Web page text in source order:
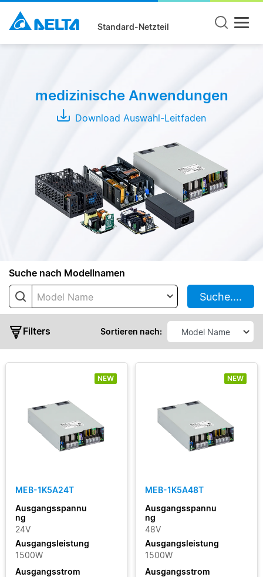
Standard-Netzteil
medizinische Anwendungen
Download Auswahl-Leitfaden
Suche nach Modellnamen
Model Name Suche....
Filters Sortieren nach:
Frame
Adapter
IMA
MDS
ATX
MDS
MEB
standart
Ausgangsleistung
Ausgangsstrom
Eingangsspannungsbereich
Zertifikate
NEW
MEB-1K5A24T
Ausgangsspannu
ng
24V
Ausgangsleistung
1500W
Ausgangsstrom
NEW
MEB-1K5A48T
Ausgangsspannu
ng
48V
Ausgangsleistung
1500W
Ausgangsstrom